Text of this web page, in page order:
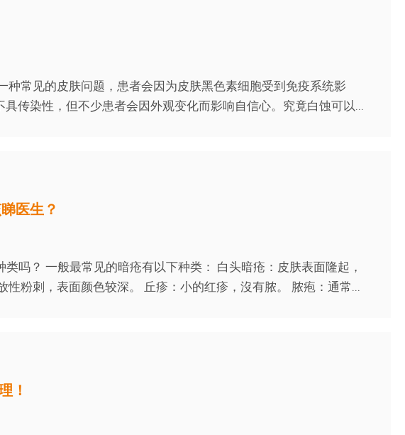
种常见的皮肤问题，患者会因为皮肤黑色素细胞受到免疫系统影
传染性，但不少患者会因外观变化而影响自信心。究竟白蚀可以...
医生？
吗？ 一般最常见的暗疮有以下种类： 白头暗疮：皮肤表面隆起，
性粉刺，表面颜色较深。 丘疹：小的红疹，沒有脓。 脓疱：通常...
！